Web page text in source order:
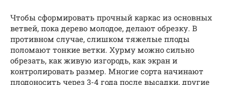
Чтобы сформировать прочный каркас из основных
ветвей, пока дерево молодое, делают обрезку. В
противном случае, слишком тяжелые плоды
поломают тонкие ветки. Хурму можно сильно
обрезать, как живую изгородь, как экран и
контролировать размер. Многие сорта начинают
плодоносить через 3-4 года после высадки, другие